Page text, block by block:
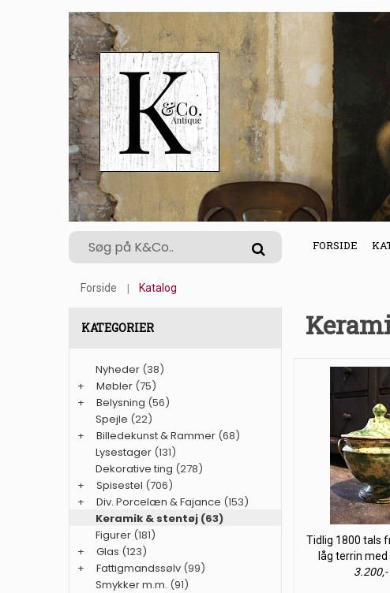
FORSIDE
Forside Katalog
Tidlig 1800 tals
låg terrin med
3.200,-
KATEGORIER
Nyheder (38)
+
Møbler (75)
+
Belysning (56)
Spejle (22)
+
Billedekunst & Rammer (68)
Lysestager (131)
Dekorative ting (278)
+
Spisestel (706)
+
Div. Porcelæn & Fajance (153)
Keramik & stentøj (63)
Figurer (181)
+
Glas (123)
+
Fattigmandssølv (99)
Smykker m.m. (91)